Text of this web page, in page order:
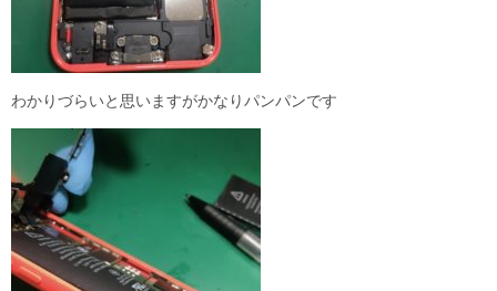
わかりづらいと思いますがかなりパンパンです